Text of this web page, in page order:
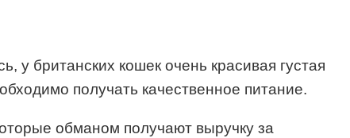
у британских кошек очень красивая густая
получать качественное питание.
обманом получают выручку за